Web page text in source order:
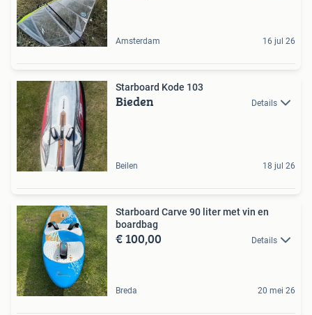
Amsterdam 16 jul 26
Starboard Kode 103
Bieden Details
Beilen 18 jul 26
Starboard Carve 90 liter met vin en
boardbag
€ 100,00 Details
Breda 20 mei 26